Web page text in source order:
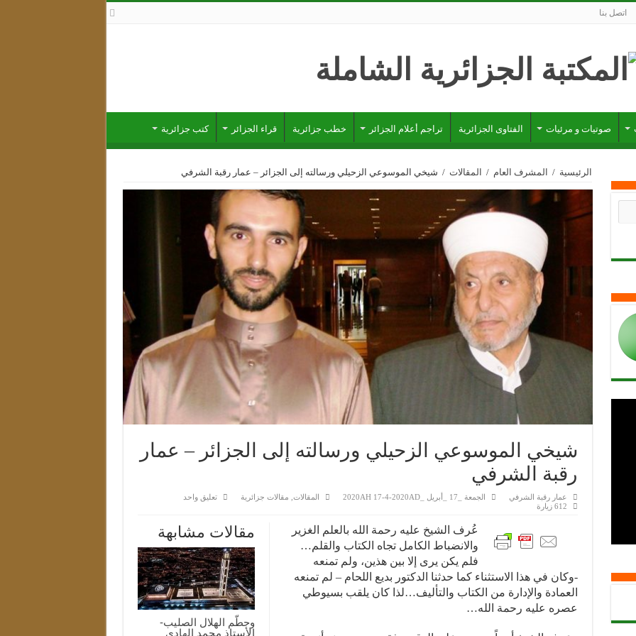
اتصل بنا
صوتيات و مرئيات الفتاوى الجزائرية تراجم أعلام الجزائر خطب جزائرية قراء الجزائر كتب جزائرية
الرئيسية / المشرف العام / المقالات / شيخي الموسوعي الزحيلي ورسالته إلى الجزائر – عمار رقبة الشرفي
شيخي الموسوعي الزحيلي ورسالته إلى الجزائر – عمار
رقبة الشرفي
عمار رقبة الشرفي الجمعة _17 _أبريل _2020AH 17-4-2020AD المقالات مقالات جزائرية
تعليق واحد
612 زيارة
مقالات مشابهة
وحطّم الهلال الصليب-
الأستاذ محمد الهادي
عُرف الشيخ عليه رحمة الله بالعلم الغزير
والانضباط الكامل تجاه الكتاب والقلم…
فلم يكن يرى إلا بين هذين، ولم تمنعه
-وكان في هذا الاستثناء كما حدثنا الدكتور بديع اللحام – لم تمنعه
العمادة والإدارة من الكتاب والتأليف…لذا كان يلقب بسيوطي
عصره عليه رحمة الله…